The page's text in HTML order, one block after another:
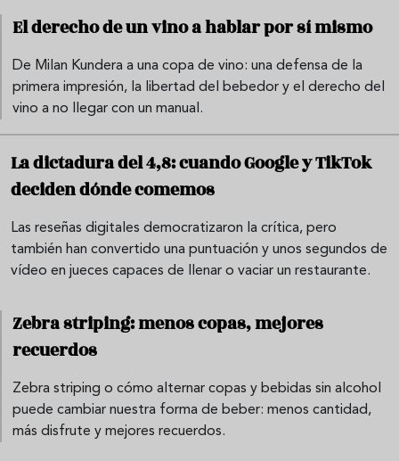
El derecho de un vino a hablar por sí mismo
De Milan Kundera a una copa de vino: una defensa de la
primera impresión, la libertad del bebedor y el derecho del
vino a no llegar con un manual.
La dictadura del 4,8: cuando Google y TikTok
deciden dónde comemos
Las reseñas digitales democratizaron la crítica, pero
también han convertido una puntuación y unos segundos de
vídeo en jueces capaces de llenar o vaciar un restaurante.
Zebra striping: menos copas, mejores
recuerdos
Zebra striping o cómo alternar copas y bebidas sin alcohol
puede cambiar nuestra forma de beber: menos cantidad,
más disfrute y mejores recuerdos.